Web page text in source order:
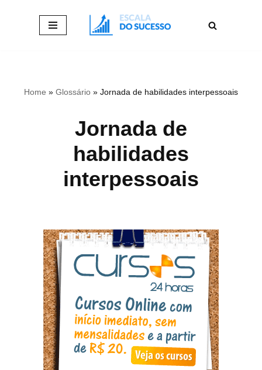
Home » Glossário » Jornada de habilidades interpessoais
Jornada de
habilidades
interpessoais